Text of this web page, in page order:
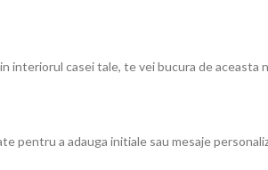
casei tale, te vei bucura de
pentru a adauga initiale sau mesaje